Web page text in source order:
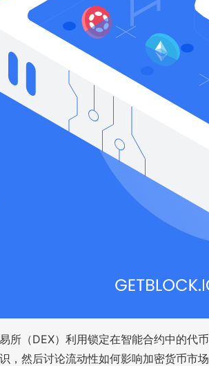
所（DEX）利用锁定在智能合约中的
然后讨论流动性如何影响加密货币市场